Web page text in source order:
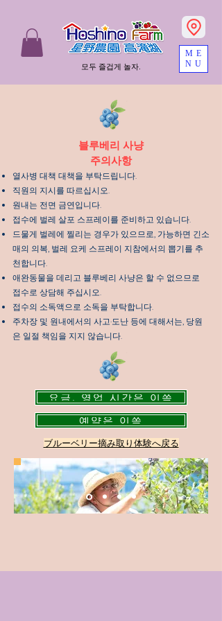
모두 즐겁게 놀자.
ME
NU
블루베리 사냥
주의사항
열사병 대책 대책을 부탁드립니다.
직원의 지시를 따르십시오.
원내는 전면 금연입니다.
접수에 벌레 살포 스프레이를 준비하고 있습니다.
드물게 벌레에 찔리는 경우가 있으므로, 가능하면 긴소
매의 의복, 벌레 요케 스프레이 지참에서의 뽑기를 추
천합니다.
애완동물을 데리고 블루베리 사냥은 할 수 없으므로
접수로 상담해 주십시오.
접수의 소독액으로 소독을 부탁합니다.
주차장 및 원내에서의 사고·도난 등에 대해서는, 당원
은 일절 책임을 지지 않습니다.
요금, 영업 시간은 이쪽
예약은 이쪽
​ブルーベリー摘み取り体験へ戻る